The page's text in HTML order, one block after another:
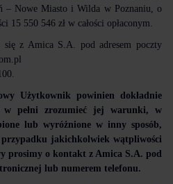
– Nowe Miasto i Wilda w Poznaniu, o
15 550 546 zł w całości opłaconym.
się z Amica S.A. pod adresem poczty
Użytkownik powinien dokładnie
pełni zrozumieć jej warunki, w
lub wyróżnione w inny sposób,
jakichkolwiek wątpliwości
prosimy o kontakt z Amica S.A. pod
lub numerem telefonu.